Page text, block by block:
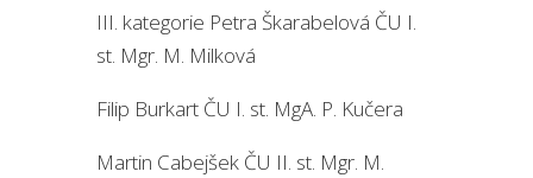
III. kategorie Petra Škarabelová ČU I.
st. Mgr. M. Milková
Filip Burkart ČU I. st. MgA. P. Kučera
Martin Cabejšek ČU II. st. Mgr. M.